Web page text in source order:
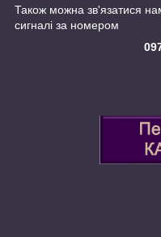
Також можна зв'язатися
сигналі за номером